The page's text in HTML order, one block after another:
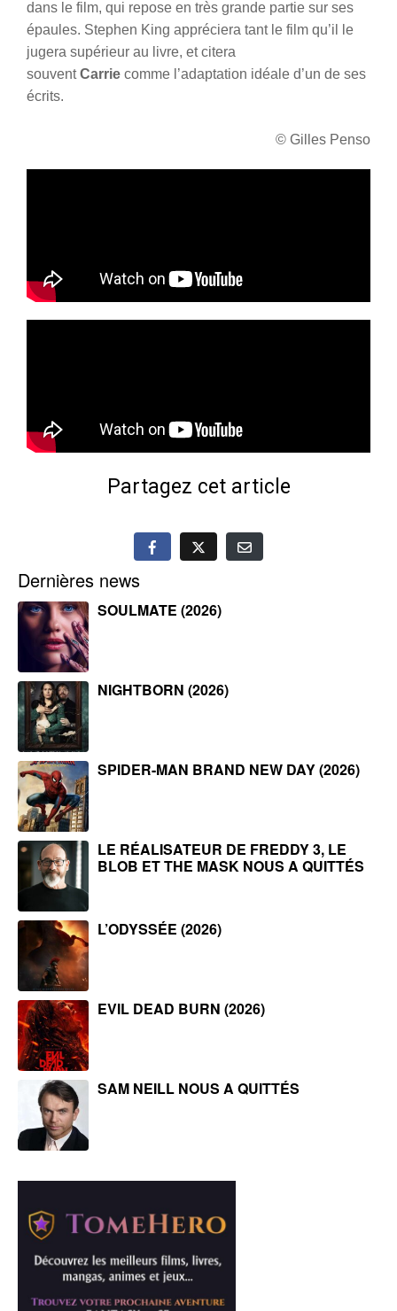
dans le film, qui repose en très grande partie sur ses
épaules. Stephen King appréciera tant le film qu’il le
jugera supérieur au livre, et citera
souventCarrie comme l’adaptation idéale d’un de ses
écrits.
© Gilles Penso
Partagez cet article
Dernières news
SOULMATE (2026)
NIGHTBORN (2026)
SPIDER-MAN BRAND NEW DAY (2026)
LE RÉALISATEUR DE FREDDY 3, LE
BLOB ET THE MASK NOUS A QUITTÉS
L’ODYSSÉE (2026)
EVIL DEAD BURN (2026)
SAM NEILL NOUS A QUITTÉS